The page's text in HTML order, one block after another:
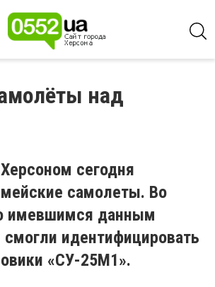
над
сегодня
самолеты. Во
имевшимся данным
идентифицировать
«СУ-25М1».